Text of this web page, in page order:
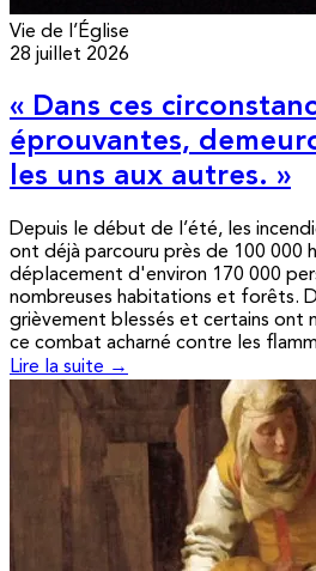
Vie de l’Église
28 juillet 2026
« Dans ces
éprouvantes,
les uns aux autres. »
Depuis le début de l’été, les
ont déjà parcouru près de 100 000
déplacement d'environ 170 000
nombreuses habitations et forêts.
grièvement blessés et certains ont
ce combat acharné contre les
Lire la suite →